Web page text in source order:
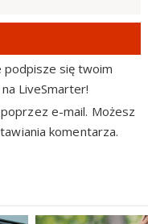
podpisze się twoim
na LiveSmarter!
e-mail. Możesz
komentarza.